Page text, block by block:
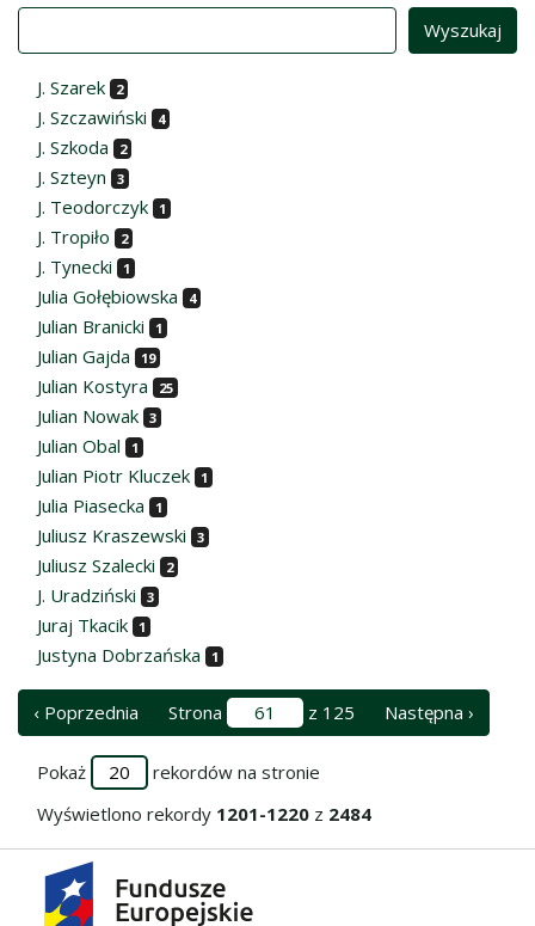
J. Szarek 2
J. Szczawiński 4
J. Szkoda 2
J. Szteyn 3
J. Teodorczyk 1
J. Tropiło 2
J. Tynecki 1
Julia Gołębiowska 4
Julian Branicki 1
Julian Gajda 19
Julian Kostyra 25
Julian Nowak 3
Julian Obal 1
Julian Piotr Kluczek 1
Julia Piasecka 1
Juliusz Kraszewski 3
Juliusz Szalecki 2
J. Uradziński 3
Juraj Tkacik 1
Justyna Dobrzańska 1
‹ Poprzednia Strona z 125 Następna ›
Pokaż
rekordów na stronie
Wyświetlono rekordy 1201-1220 z 2484